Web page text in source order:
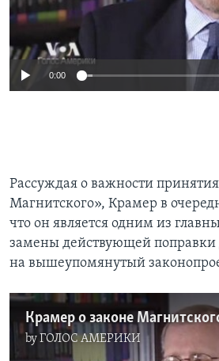
0:00
Рассуждая о важности
Магнитского», Крамер в
что он является одним из
замены действующей
на вышеупомянутый
Крамер о законе
byГОЛОС АМЕРИКИ